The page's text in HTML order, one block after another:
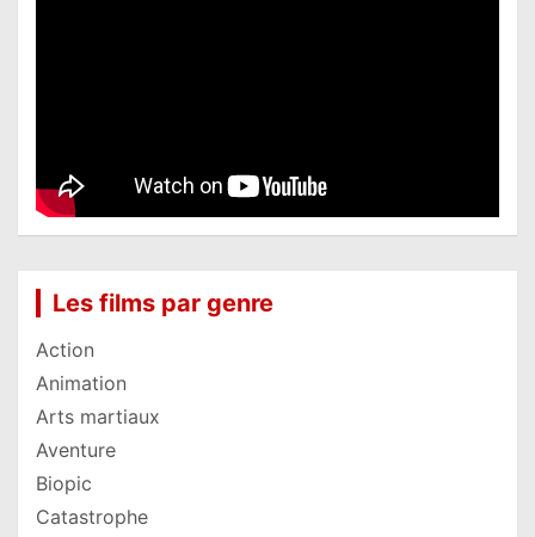
Les films par genre
Action
Animation
Arts martiaux
Aventure
Biopic
Catastrophe